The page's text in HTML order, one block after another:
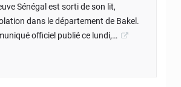
Sénégal est sorti de son lit,
dans le département de Bakel.
officiel publié ce lundi,…